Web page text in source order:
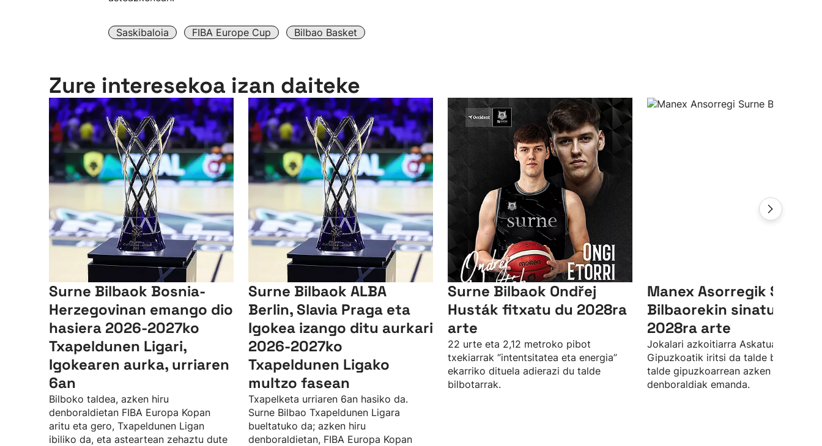
Saskibaloia FIBA Europe Cup Bilbao Basket
Zure interesekoa izan daiteke
Surne Bilbaok Bosnia-
Herzegovinan emango dio
hasiera 2026-2027ko
Txapeldunen Ligari,
Igokearen aurka, urriaren
6an
Bilboko taldea, azken hiru
denboraldietan FIBA Europa Kopan
aritu eta gero, Txapeldunen Ligan
ibiliko da, eta asteartean zehaztu dute
Surne Bilbaok ALBA
Berlin, Slavia Praga eta
Igokea izango ditu aurkari
2026-2027ko
Txapeldunen Ligako
multzo fasean
Txapelketa urriaren 6an hasiko da.
Surne Bilbao Txapeldunen Ligara
bueltatuko da; azken hiru
denboraldietan, FIBA Europa Kopan
Surne Bilbaok Ondřej
Husták fitxatu du 2028ra
arte
22 urte eta 2,12 metroko pibot
txekiarrak “intentsitatea eta energia”
ekarriko dituela adierazi du talde
bilbotarrak.
Manex Asorregik Surne
Bilbaorekin sinatu du
2028ra arte
Jokalari azkoitiarra Askatuak
Gipuzkoatik iritsi da talde
talde gipuzkoarrean azken hiru
denboraldiak emanda.